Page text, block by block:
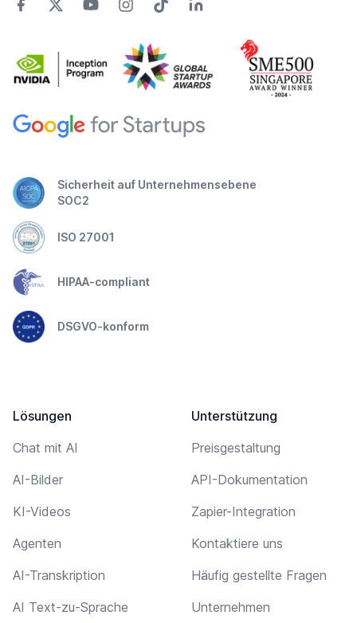
Sicherheit auf Unternehmensebene
SOC2
ISO 27001
HIPAA-compliant
DSGVO-konform
Lösungen
Chat mit AI
AI-Bilder
KI-Videos
Agenten
AI-Transkription
AI Text-zu-Sprache
Unterstützung
Preisgestaltung
API-Dokumentation
Zapier-Integration
Kontaktiere uns
Häufig gestellte Fragen
Unternehmen